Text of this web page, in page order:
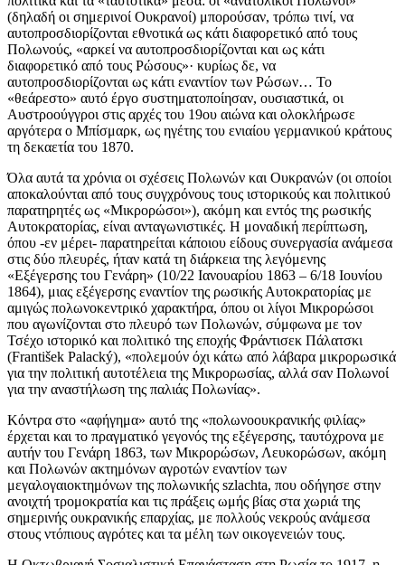
(δηλαδή οι σημερινοί Ουκρανοί) μπορούσαν, τρόπω τινί, να
αυτοπροσδιορίζονται εθνοτικά ως κάτι διαφορετικό από τους
Πολωνούς, «αρκεί να αυτοπροσδιορίζονται και ως κάτι
διαφορετικό από τους Ρώσους»· κυρίως δε, να
αυτοπροσδιορίζονται ως κάτι εναντίον των Ρώσων… Το
«θεάρεστο» αυτό έργο συστηματοποίησαν, ουσιαστικά, οι
Αυστροούγγροι στις αρχές του 19ου αιώνα και ολοκλήρωσε
αργότερα ο Μπίσμαρκ, ως ηγέτης του ενιαίου γερμανικού κράτους
τη δεκαετία του 1870.
Όλα αυτά τα χρόνια οι σχέσεις Πολωνών και Ουκρανών (οι οποίοι
αποκαλούνται από τους συγχρόνους τους ιστορικούς και πολιτικού
παρατηρητές ως «Μικρορώσοι»), ακόμη και εντός της ρωσικής
Αυτοκρατορίας, είναι ανταγωνιστικές. Η μοναδική περίπτωση,
όπου -εν μέρει- παρατηρείται κάποιου είδους συνεργασία ανάμεσα
στις δύο πλευρές, ήταν κατά τη διάρκεια της λεγόμενης
«Εξέγερσης του Γενάρη» (10/22 Ιανουαρίου 1863 – 6/18 Ιουνίου
1864), μιας εξέγερσης εναντίον της ρωσικής Αυτοκρατορίας με
αμιγώς πολωνοκεντρικό χαρακτήρα, όπου οι λίγοι Μικρορώσοι
που αγωνίζονται στο πλευρό των Πολωνών, σύμφωνα με τον
Τσέχο ιστορικό και πολιτικό της εποχής Φράντισεκ Πάλατσκι
(František Palacký), «πολεμούν όχι κάτω από λάβαρα μικρορωσικά
για την πολιτική αυτοτέλεια της Μικρορωσίας, αλλά σαν Πολωνοί
για την αναστήλωση της παλιάς Πολωνίας».
Κόντρα στο «αφήγημα» αυτό της «πολωνοουκρανικής φιλίας»
έρχεται και το πραγματικό γεγονός της εξέγερσης, ταυτόχρονα με
αυτήν του Γενάρη 1863, των Μικρορώσων, Λευκορώσων, ακόμη
και Πολωνών ακτημόνων αγροτών εναντίον των
μεγαλογαιοκτημόνων της πολωνικής szlachta, που οδήγησε στην
ανοιχτή τρομοκρατία και τις πράξεις ωμής βίας στα χωριά της
σημερινής ουκρανικής επαρχίας, με πολλούς νεκρούς ανάμεσα
στους ντόπιους αγρότες και τα μέλη των οικογενειών τους.